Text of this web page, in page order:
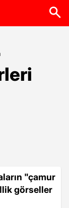
"çamur
görseller